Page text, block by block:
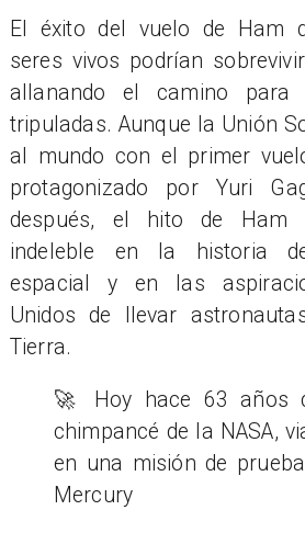
El éxito del vuelo de Ham
seres vivos podrían
allanando el camino para
tripuladas. Aunque la Unión
al mundo con el primer
protagonizado por Yuri
después, el hito de Ham
indeleble en la historia
espacial y en las
Unidos de llevar
Tierra.
🚀 Hoy hace 63 años
chimpancé de la NASA,
en una misión de
Mercury